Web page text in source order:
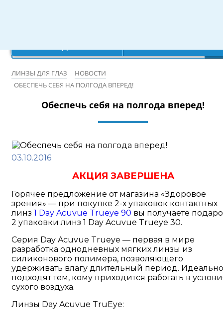
ЛИНЗЫ ДЛЯ ГЛАЗ
НОВОСТИ
ОБЕСПЕЧЬ СЕБЯ НА ПОЛГОДА ВПЕРЕД!
Обеспечь себя на полгода вперед!
03.10.2016
АКЦИЯ ЗАВЕРШЕНА
Горячее предложение от магазина «Здоровое
зрения» — при покупке 2-х упаковок контактных
линз 1 Day Acuvue Trueye 90 вы получаете
2 упаковки линз 1 Day Acuvue Trueye 30.
Серия Day Acuvue Trueye — первая в мире
разработка однодневных мягких линзы из
силиконового полимера, позволяющего
удерживать влагу длительный период. Идеально
подходят тем, кому приходится работать в
сухого воздуха.
Линзы Day Acuvue TruEye: